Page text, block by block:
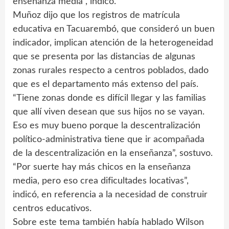
Muñoz dijo que los registros de matrícula
educativa en Tacuarembó, que consideró un buen
indicador, implican atención de la heterogeneidad
que se presenta por las distancias de algunas
zonas rurales respecto a centros poblados, dado
que es el departamento más extenso del país.
“Tiene zonas donde es difícil llegar y las familias
que allí viven desean que sus hijos no se vayan.
Eso es muy bueno porque la descentralización
político-administrativa tiene que ir acompañada
de la descentralización en la enseñanza”, sostuvo.
“Por suerte hay más chicos en la enseñanza
media, pero eso crea dificultades locativas”,
indicó, en referencia a la necesidad de construir
centros educativos.
Sobre este tema también había hablado Wilson